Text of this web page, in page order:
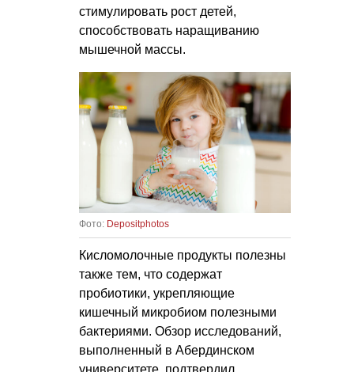
стимулировать рост детей,
способствовать наращиванию
мышечной массы.
Фото: Depositphotos
Кисломолочные продукты полезны
также тем, что содержат
пробиотики, укрепляющие
кишечный микробиом полезными
бактериями. Обзор исследований,
выполненный в Абердинском